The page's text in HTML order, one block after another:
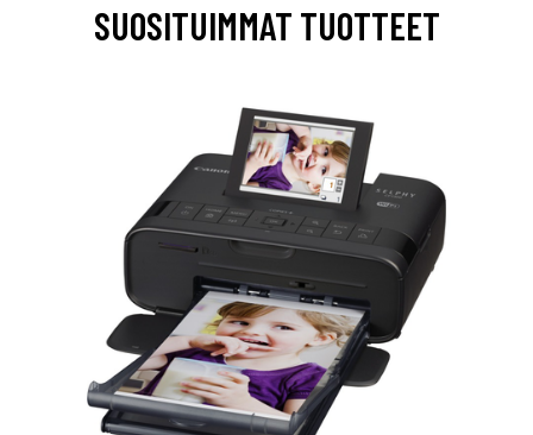
SUOSITUIMMAT TUOTTEET